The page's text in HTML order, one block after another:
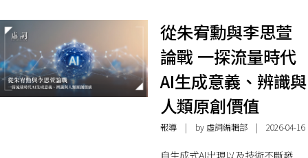
從朱宥勳與李思萱
論戰 一探流量時代
AI生成意義、辨識與
人類原創價值
報導| by 虛詞編輯部 | 2026-04-16
自生成式AI出現以及技術不斷發